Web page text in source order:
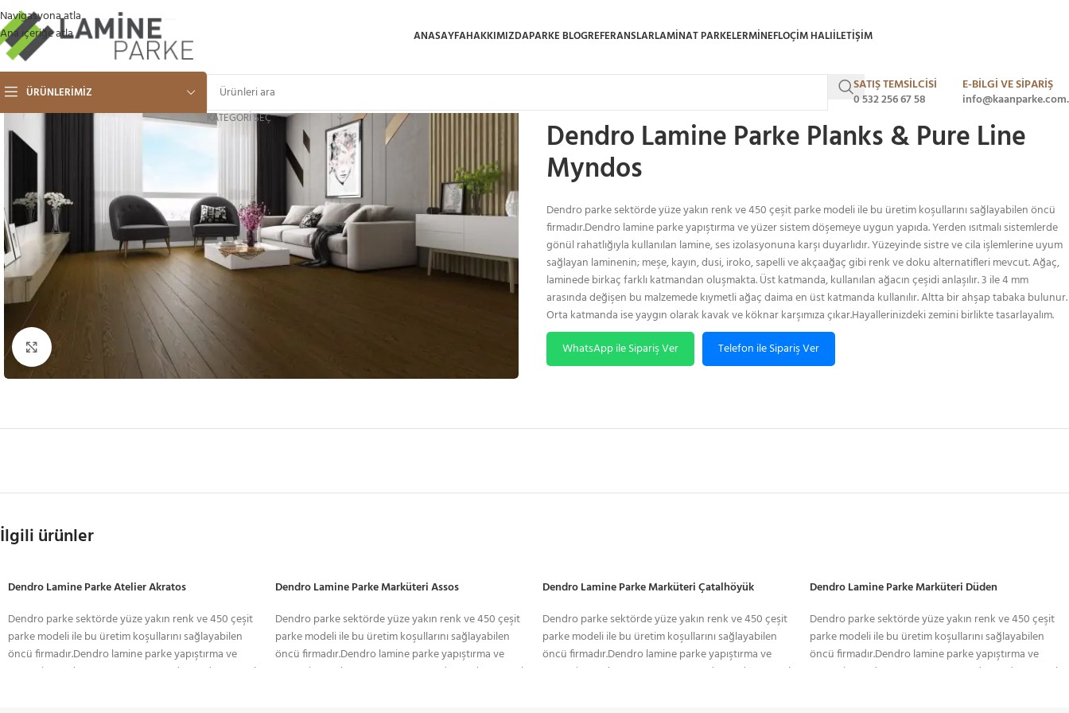
Navigasyona atla
Ana içeriğe atla
ANASAYFAHAKKIMIZDAPARKE BLOGREFERANSLARLAMINAT PARKELERMINEFLOÇIM HALIILETIŞIM
ÜRÜNLERIMIZ
KATEGORI SEÇ
SATIŞ TEMSİLCİSİ
0 532 256 67 58
E-BİLGİ VE SİPARİŞ
Büyütmek için tıklayın
Dendro Lamine Parke Planks & Pure Line Myndos
Dendro Lamine Parke Planks & Pure Line
Myndos
Dendro parke sektörde yüze yakın renk ve 450 çeşit parke modeli ile bu üretim koşullarını sağlayabilen öncü
firmadır.Dendro lamine parke yapıştırma ve yüzer sistem döşemeye uygun yapıda. Yerden ısıtmalı sistemlerde
gönül rahatlığıyla kullanılan lamine, ses izolasyonuna karşı duyarlıdır. Yüzeyinde sistre ve cila işlemlerine uyum
sağlayan laminenin; meşe, kayın, dusi, iroko, sapelli ve akçaağaç gibi renk ve doku alternatifleri mevcut. Ağaç,
laminede birkaç farklı katmandan oluşmakta. Üst katmanda, kullanılan ağacın çeşidi anlaşılır. 3 ile 4 mm
arasında değişen bu malzemede kıymetli ağaç daima en üst katmanda kullanılır. Altta bir ahşap tabaka bulunur.
Orta katmanda ise yaygın olarak kavak ve köknar karşımıza çıkar.Hayallerinizdeki zemini birlikte tasarlayalım.
WhatsApp ile Sipariş Ver
Telefon ile Sipariş Ver
İlgili ürünler
Dendro Lamine Parke Atelier Akratos
Dendro parke sektörde yüze yakın renk ve 450 çeşit
parke modeli ile bu üretim koşullarını sağlayabilen
öncü firmadır.Dendro lamine parke yapıştırma ve
yüzer sistem döşemeye uygun yapıda. Yerden ısıtmalı
Dendro Lamine Parke Marküteri Assos
Dendro parke sektörde yüze yakın renk ve 450 çeşit
parke modeli ile bu üretim koşullarını sağlayabilen
öncü firmadır.Dendro lamine parke yapıştırma ve
yüzer sistem döşemeye uygun yapıda. Yerden ısıtmalı
Dendro Lamine Parke Marküteri Çatalhöyük
Dendro parke sektörde yüze yakın renk ve 450 çeşit
parke modeli ile bu üretim koşullarını sağlayabilen
öncü firmadır.Dendro lamine parke yapıştırma ve
yüzer sistem döşemeye uygun yapıda. Yerden ısıtmalı
Dendro Lamine Parke Marküteri Düden
Dendro parke sektörde yüze yakın renk ve 450 çeşit
parke modeli ile bu üretim koşullarını sağlayabilen
öncü firmadır.Dendro lamine parke yapıştırma ve
yüzer sistem döşemeye uygun yapıda. Yerden ısıtmalı